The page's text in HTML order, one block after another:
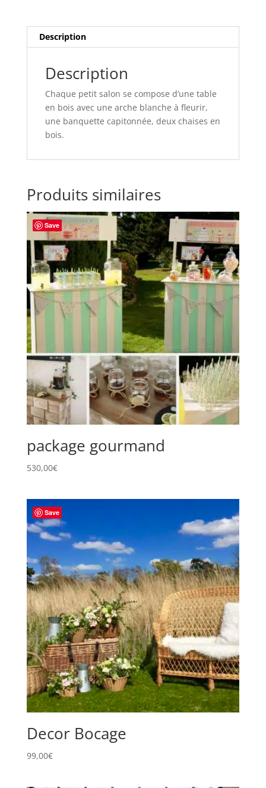
Description
Description
Chaque petit salon se compose d’une table
en bois avec une arche blanche à fleurir,
une banquette capitonnée, deux chaises en
bois.
Produits similaires
Save
package gourmand
530,00€
Save
Decor Bocage
99,00€